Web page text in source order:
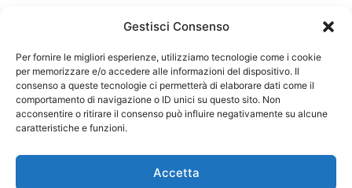
Gestisci Consenso
Per fornire le migliori esperienze, utilizziamo tecnologie come i cookie
per memorizzare e/o accedere alle informazioni del dispositivo. Il
consenso a queste tecnologie ci permetterà di elaborare dati come il
comportamento di navigazione o ID unici su questo sito. Non
acconsentire o ritirare il consenso può influire negativamente su alcune
caratteristiche e funzioni.
Accetta
Federazione Nazionale Degli Ordini dei Biologi:
codice fiscale 80069130583
Responsabile sito internet www.fnob.it: Vincenzo